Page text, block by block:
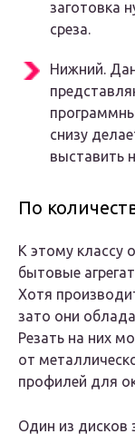
заготовка
среза.
Нижний.
снизу
выставить
По
К этому классу
бытовые
Хотя
зато они
Резать на них
от
профилей для
Один из дисков